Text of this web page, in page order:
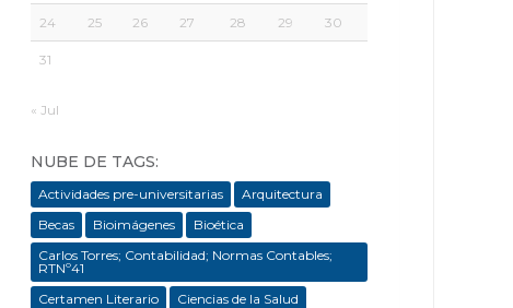
24 25 26 27 28 29 30
31
« Jul
NUBE DE TAGS:
Actividades pre-universitarias
Arquitectura
Becas
Bioimágenes
Bioética
Carlos Torres; Contabilidad; Normas Contables;
RTNº41
Certamen Literario
Ciencias de la Salud